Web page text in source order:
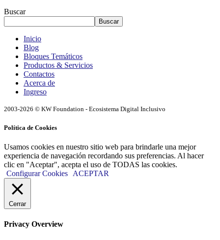
Buscar
Buscar
Inicio
Blog
Bloques Temáticos
Productos & Servicios
Contactos
Acerca de
Ingreso
2003-2026 © KW Foundation - Ecosistema Digital Inclusivo
Política de Cookies
Usamos cookies en nuestro sitio web para brindarle una mejor
experiencia de navegación recordando sus preferencias. Al hacer
clic en "Aceptar", acepta el uso de TODAS las cookies.
Configurar Cookies
ACEPTAR
Cerrar
Privacy Overview